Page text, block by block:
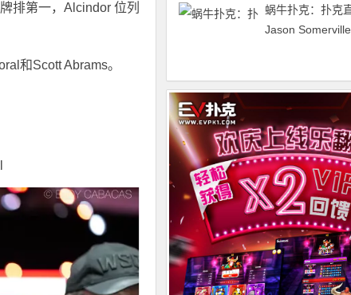
排第一，Alcindor 位列
和Scott Abrams。
蜗牛扑克：扑克
Jason
归，但直播技能